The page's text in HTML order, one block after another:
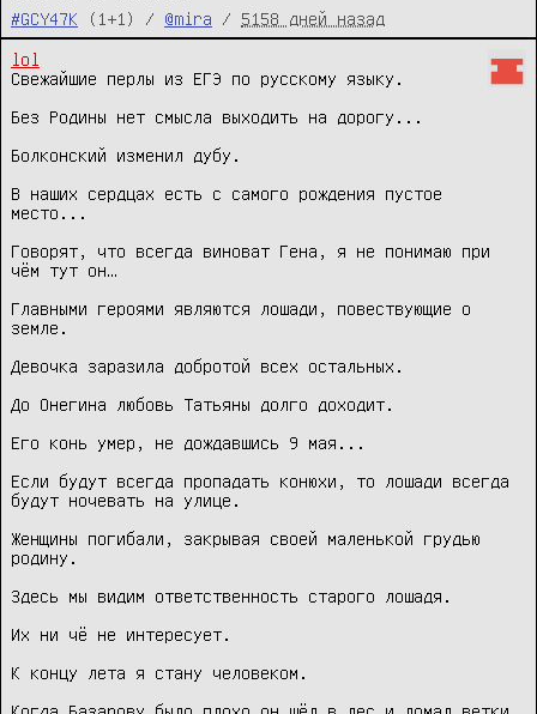
#GCY47K
(1+1) / @mira / 5158 дней назад
lol
Свежайшие перлы из ЕГЭ по русскому языку.
Без Родины нет смысла выходить на дорогу...
Болконский изменил дубу.
В наших сердцах есть с самого рождения пустое
место...
Говорят, что всегда виноват Гена, я не понимаю при
чём тут он…
Главными героями являются лошади, повествующие о
земле.
Девочка заразила добротой всех остальных.
До Онегина любовь Татьяны долго доходит.
Его конь умер, не дождавшись 9 мая...
Если будут всегда пропадать конюхи, то лошади всегда
будут ночевать на улице.
Женщины погибали, закрывая своей маленькой грудью
родину.
Здесь мы видим ответственность старого лошадя.
Их ни чё не интересует.
К концу лета я стану человеком.